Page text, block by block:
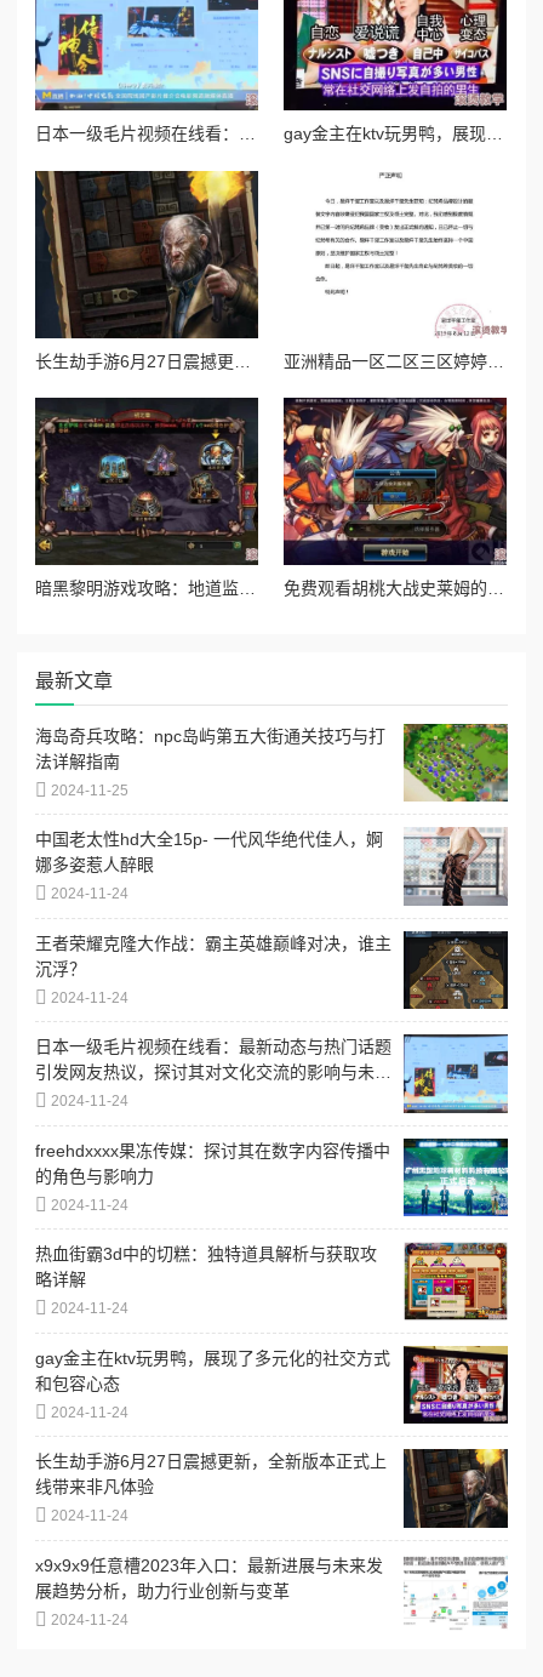
日本一级毛片视频在线看：最新动态与热门话题引发网友热议，探讨其对文化交流的影响与未来发展趋势 gay金主在ktv玩男鸭，展现了多元化的社交方式和包容心态
亚洲精品一区二区三区婷婷月：最新娱乐圈动态引发热议，明星们的私生活曝光让粉丝们惊叹不已！
暗黑黎明游戏攻略：地道监狱难关突破技巧与通关全解析 免费观看胡桃大战史莱姆的软件：最新版本上线，新增多种玩法与角色，玩家体验更畅快！
最新文章
海岛奇兵攻略：npc岛屿第五大街通关技巧与打
法详解指南
2024-11-25
中国老太性hd大全15p- 一代风华绝代佳人，婀
娜多姿惹人醉眼
2024-11-24
王者荣耀克隆大作战：霸主英雄巅峰对决，谁主
沉浮？
2024-11-24
日本一级毛片视频在线看：最新动态与热门话题
引发网友热议，探讨其对文化交流的影响与未来
发展趋势
2024-11-24
freehdxxxx果冻传媒：探讨其在数字内容传播中
的角色与影响力
2024-11-24
热血街霸3d中的切糕：独特道具解析与获取攻
略详解
2024-11-24
gay金主在ktv玩男鸭，展现了多元化的社交方式
和包容心态
2024-11-24
长生劫手游6月27日震撼更新，全新版本正式上
线带来非凡体验
2024-11-24
x9x9x9任意槽2023年入口：最新进展与未来发
展趋势分析，助力行业创新与变革
2024-11-24